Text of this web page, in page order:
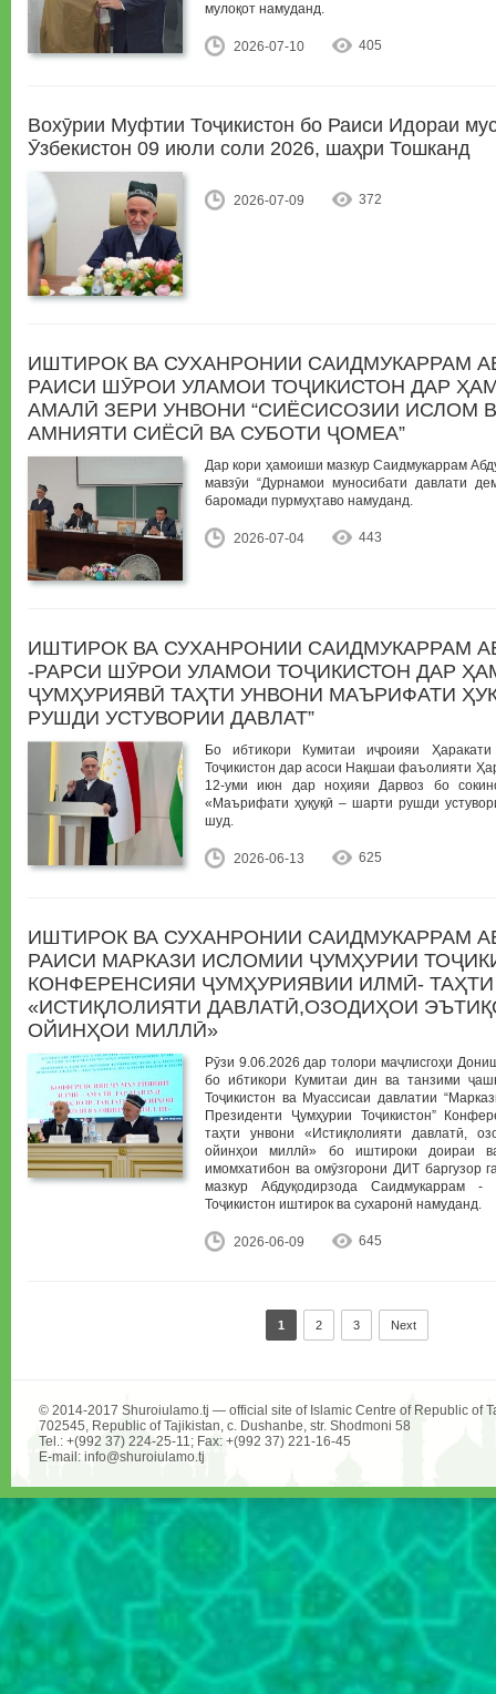
мулоқот намуданд.
2026-07-10 405
Вохӯрии Муфтии Тоҷикистон бо Раиси Идораи
Ӯзбекистон 09 июли соли 2026, шаҳри Тошканд
2026-07-09 372
ИШТИРОК ВА СУХАНРОНИИ САИДМУКАРРАМ
РАИСИ ШӮРОИ УЛАМОИ ТОҶИКИСТОН ДАР
АМАЛӢ ЗЕРИ УНВОНИ “СИЁСИСОЗИИ ИСЛОМ
АМНИЯТИ СИЁСӢ ВА СУБОТИ ҶОМЕА”
Дар кори ҳамоиши мазкур Саидмукаррам
мавзӯи “Дурнамои муносибати давлати
баромади пурмуҳтаво намуданд.
2026-07-04 443
ИШТИРОК ВА СУХАНРОНИИ САИДМУКАРРАМ
-РАРСИ ШӮРОИ УЛАМОИ ТОҶИКИСТОН ДАР
ҶУМҲУРИЯВӢ ТАҲТИ УНВОНИ МАЪРИФАТИ
РУШДИ УСТУВОРИИ ДАВЛАТ”
Бо ибтикори Кумитаи иҷроияи
Тоҷикистон дар асоси Нақшаи фаъолияти
12-уми июн дар ноҳияи Дарвоз бо
«Маърифати ҳуқуқӣ – шарти рушди
шуд.
2026-06-13 625
ИШТИРОК ВА СУХАНРОНИИ САИДМУКАРРАМ
РАИСИ МАРКАЗИ ИСЛОМИИ ҶУМҲУРИИ
КОНФЕРЕНСИЯИ ҶУМҲУРИЯВИИ ИЛМӢ-
«ИСТИҚЛОЛИЯТИ ДАВЛАТӢ,ОЗОДИҲОИ
ОЙИНҲОИ МИЛЛӢ»
Рӯзи 9.06.2026 дар толори маҷлисгоҳи
бо ибтикори Кумитаи дин ва танзими
Тоҷикистон ва Муассисаи давлатии
Президенти Ҷумҳурии Тоҷикистон”
таҳти унвони «Истиқлолияти давлатӣ,
ойинҳои миллӣ» бо иштироки доираи
имомхатибон ва омӯзгорони ДИТ баргузор
мазкур Абдуқодирзода Саидмукаррам
Тоҷикистон иштирок ва сухаронӣ намуданд.
2026-06-09 645
1 2 3 Next
© 2014-2017 Shuroiulamo.tj — official site of Islamic Centre of Republic of
702545, Republic of Tajikistan, c. Dushanbe, str. Shodmoni 58
Tel.: +(992 37) 224-25-11; Fax: +(992 37) 221-16-45
E-mail: info@shuroiulamo.tj